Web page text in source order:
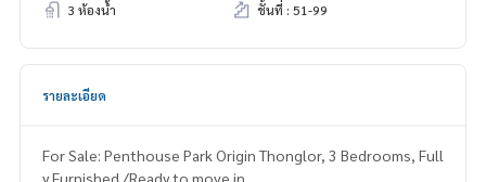
3 ห้องน้ำ
ชั้นที่ : 51-99
รายละเอียด
For Sale: Penthouse Park Origin Thonglor, 3 Bedrooms, Full
y Furnished /Ready to move in